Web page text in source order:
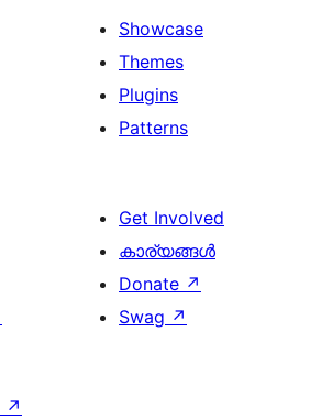
Showcase
Themes
Plugins
Patterns
Get Involved
കാര്യങ്ങള്‍
Donate ↗
Swag ↗
↗